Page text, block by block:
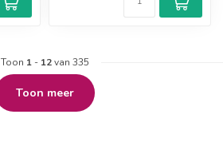
Toon 1- 12van 335
Toon meer